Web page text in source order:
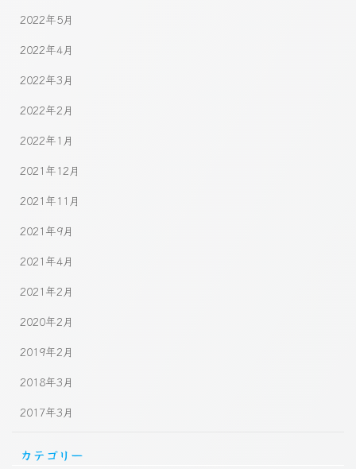
2022年5月
2022年4月
2022年3月
2022年2月
2022年1月
2021年12月
2021年11月
2021年9月
2021年4月
2021年2月
2020年2月
2019年2月
2018年3月
2017年3月
カテゴリー